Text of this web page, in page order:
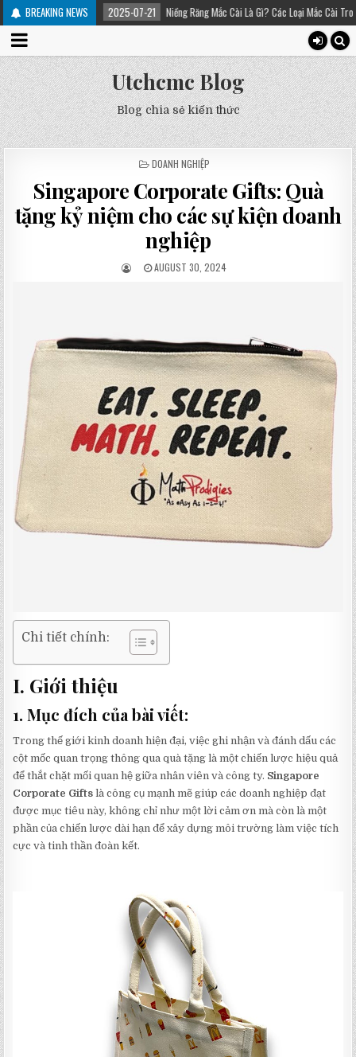
BREAKING NEWS
trị 2025-07-21 Niềng Răng Mắc Cài Là Gì? Các Loại Mắc Cài Trong Niềng
Utchcmc Blog
Blog chia sẻ kiến thức
POSTED
DOANH NGHIỆP
Singapore Corporate Gifts: Quà
tặng kỷ niệm cho các sự kiện doanh
nghiệp
AUGUST 30, 2024
Chi tiết chính:
I. Giới thiệu
1. Mục đích của bài viết:
Trong thế giới kinh doanh hiện đại, việc ghi nhận và đánh dấu các
cột mốc quan trọng thông qua quà tặng là một chiến lược hiệu quả
để thắt chặt mối quan hệ giữa nhân viên và công ty. Singapore
Corporate Gifts là công cụ mạnh mẽ giúp các doanh nghiệp đạt
được mục tiêu này, không chỉ như một lời cảm ơn mà còn là một
phần của chiến lược dài hạn để xây dựng môi trường làm việc tích
cực và tinh thần đoàn kết.